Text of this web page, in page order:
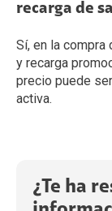
recarga de
Sí, en la
y recarga
precio puede
activa.
¿Te ha